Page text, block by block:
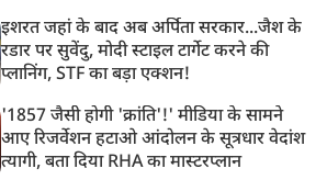
इशरत जहां के बाद अब अर्पिता सरकार...जैश के
रडार पर सुवेंदु, मोदी स्टाइल टार्गेट करने की
प्लानिंग, STF का बड़ा एक्शन!
'1857 जैसी होगी 'क्रांति'!' मीडिया के सामने
आए रिजर्वेशन हटाओ आंदोलन के सूत्रधार वेदांश
त्यागी, बता दिया RHA का मास्टरप्लान